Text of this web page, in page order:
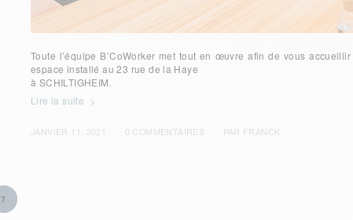
Toute l’équipe B’CoWorker met tout en œuvre afin de vous
espace installé au 23 rue de la Haye
à SCHILTIGHEIM.
Lire la suite
JANVIER 11, 2021 0 COMMENTAIRES PAR FRANCK
7